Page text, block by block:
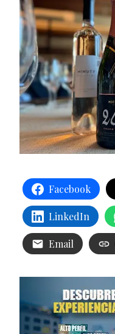
Facebook
LinkedIn
Email